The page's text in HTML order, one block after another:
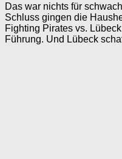
Das war nichts für
Schluss gingen die
Fighting Pirates vs.
Führung. Und Lübeck